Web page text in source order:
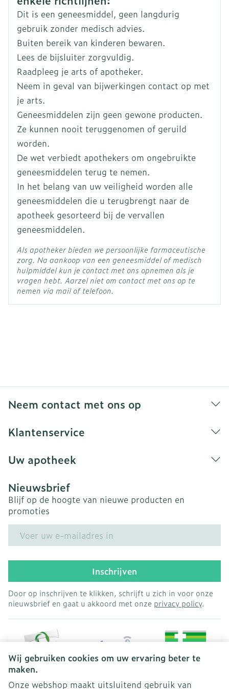
Wij gebruiken cookies om uw ervaring beter te
maken.
Onze webshop maakt uitsluitend gebruik van
Merken Therabel
Breedte 55 mm
Lengte 101 mm
Diepte 38 mm
Hoeveelheid
Verpakking
30
Actieve
Ingrediënten
Serenoa repens (extract)
Behoud
Kamertemperatuur (15°C -
25°C)
Dit is een geneesmiddel, geen langdurig
gebruik zonder medisch advies.
Buiten bereik van kinderen bewaren.
Lees de bijsluiter zorgvuldig.
Raadpleeg je arts of apotheker.
Neem in geval van bijwerkingen contact op met
je arts.
Geneesmiddelen zijn geen gewone producten.
Ze kunnen nooit teruggenomen of geruild
worden.
De wet verbiedt apothekers om ongebruikte
geneesmiddelen terug te nemen.
In het belang van uw veiligheid worden alle
geneesmiddelen die u terugbrengt naar de
apotheek gesorteerd bij de vervallen
geneesmiddelen.
Als apotheker bieden we persoonlijke farmaceutische
zorg. Na aankoop van een geneesmiddel of medisch
hulpmiddel kun je contact met ons opnemen als je
vragen hebt. Aarzel niet om contact met ons op te
nemen via mail of telefoon.
Neem contact met ons op
Klantenservice
Uw apotheek
Nieuwsbrief
Blijf op de hoogte van nieuwe producten en
promoties
Inschrijven
Door op inschrijven te klikken, schrijft u zich in voor onze
nieuwsbrief en gaat u akkoord met onze privacy policy.